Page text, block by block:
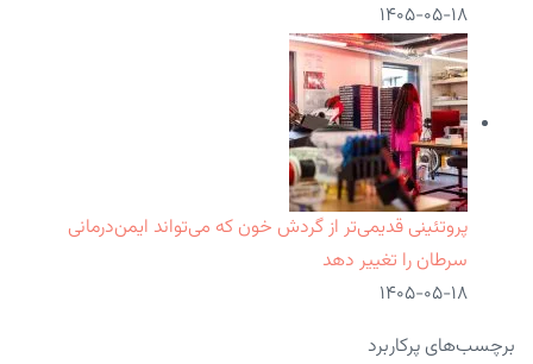
۱۴۰۵-۰۵-۱۸
پروتئینی قدیمی‌تر از گردش خون که می‌تواند ایمن‌درمانی
سرطان را تغییر دهد
۱۴۰۵-۰۵-۱۸
برچسب‌های پرکاربرد